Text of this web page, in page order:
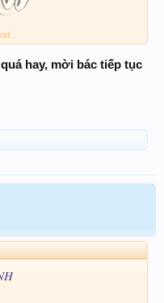
win nha!
hay, mời bác tiếp tục